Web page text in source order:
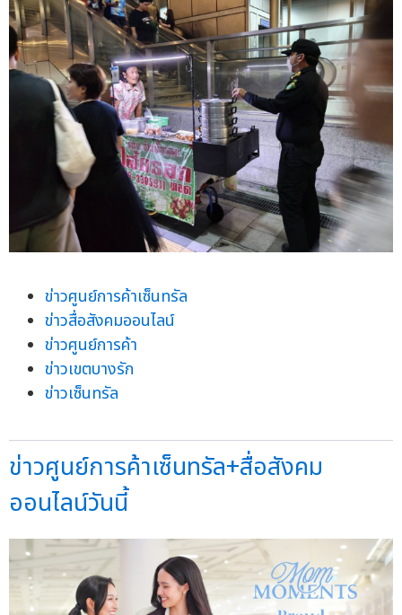
ข่าวศูนย์การค้าเซ็นทรัล
ข่าวสื่อสังคมออนไลน์
ข่าวศูนย์การค้า
ข่าวเขตบางรัก
ข่าวเซ็นทรัล
ข่าวศูนย์การค้าเซ็นทรัล+สื่อสังคม
ออนไลน์วันนี้